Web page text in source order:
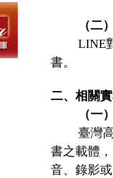
（二
LINE
書。
二、相關
（一
臺灣
書之載體
音、錄影